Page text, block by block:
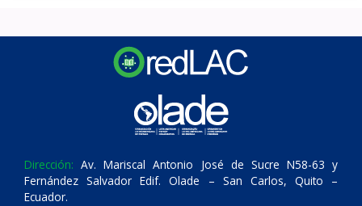
Dirección: Av. Mariscal Antonio José de Sucre N58-63 y
Fernández Salvador Edif. Olade – San Carlos, Quito –
Ecuador.